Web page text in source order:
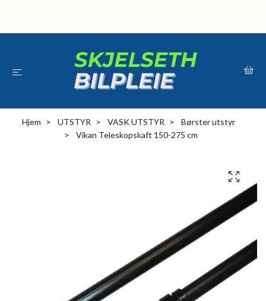
Hjem UTSTYR VASK UTSTYR
Børster utstyr
Vikan Teleskopskaft 150-275 cm